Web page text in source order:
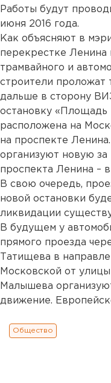
Работы будут
июня 2016 года.
Как объясняют в
перекрестке Ленина
трамвайного и
строители проложат
дальше в сторону
остановку «Площадь
расположена на
на проспекте
организуют новую за
проспекта Ленина –
В свою очередь,
новой остановки
ликвидации
В будущем у
прямого проезда
Татищева в
Московской от
Малышева
движение.
Общество